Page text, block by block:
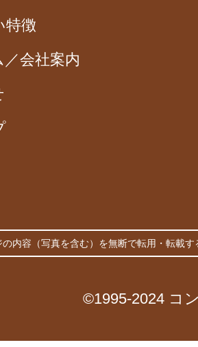
特徴
会社案内
内容（写真を含む）を無断で転用・転載
©1995-2024 コ